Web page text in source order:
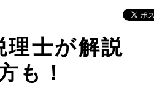
理士が解説
も！